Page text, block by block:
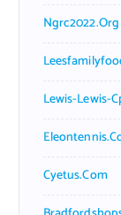
Ngrc2022.org
Lewis-Lewis-
Cyetus.com